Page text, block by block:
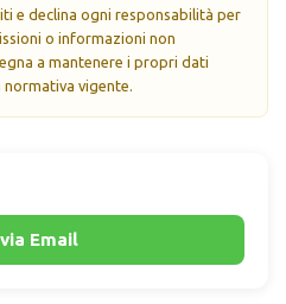
Email
e declina ogni responsabilità per
o informazioni non
a mantenere i propri dati
vigente.